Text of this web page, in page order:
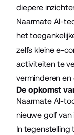
diepere
Naarmate AI-
het
zelfs kleine e-
activiteiten te
verminderen en
De opkomst
Naarmate AI-
nieuwe golf van
In